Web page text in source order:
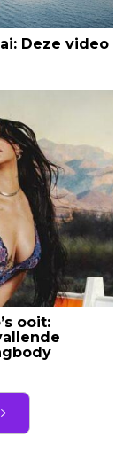
Deze video
ooit: